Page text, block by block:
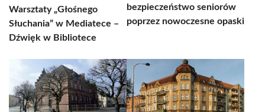
Warsztaty „Głośnego
Słuchania” w Mediatece –
Dźwięk w Bibliotece
bezpieczeństwo seniorów
poprzez nowoczesne opaski